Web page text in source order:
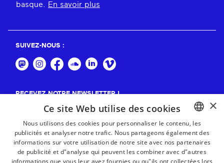
basque. En savoir plus
SUIVEZ-NOUS :
RECEVEZ NOTRE NEWSLETTER !
BASQUE
FRENCH
×
Ce site Web utilise des cookies
Nous utilisons des cookies pour personnaliser le contenu, les
publicités et analyser notre trafic. Nous partageons également des
informations sur votre utilisation de notre site avec nos partenaires
de publicité et d"analyse qui peuvent les combiner avec d"autres
informations que vous leur avez fournies ou qu"ils ont collectées lors